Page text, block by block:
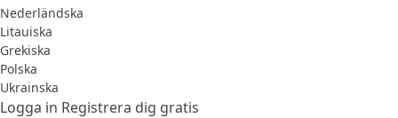
Nederländska
Litauiska
Grekiska
Polska
Ukrainska
Logga in Registrera dig gratis